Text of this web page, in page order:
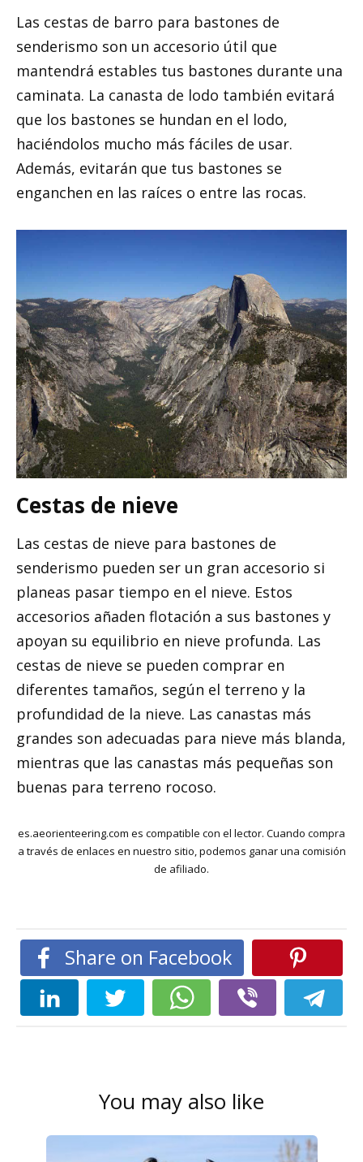
Las cestas de barro para bastones de
senderismo son un accesorio útil que
mantendrá estables tus bastones durante una
caminata. La canasta de lodo también evitará
que los bastones se hundan en el lodo,
haciéndolos mucho más fáciles de usar.
Además, evitarán que tus bastones se
enganchen en las raíces o entre las rocas.
Cestas de nieve
Las cestas de nieve para bastones de
senderismo pueden ser un gran accesorio si
planeas pasar tiempo en el nieve. Estos
accesorios añaden flotación a sus bastones y
apoyan su equilibrio en nieve profunda. Las
cestas de nieve se pueden comprar en
diferentes tamaños, según el terreno y la
profundidad de la nieve. Las canastas más
grandes son adecuadas para nieve más blanda,
mientras que las canastas más pequeñas son
buenas para terreno rocoso.
es.aeorienteering.com es compatible con el lector. Cuando compra
a través de enlaces en nuestro sitio, podemos ganar una comisión
de afiliado.
Share on Facebook
You may also like